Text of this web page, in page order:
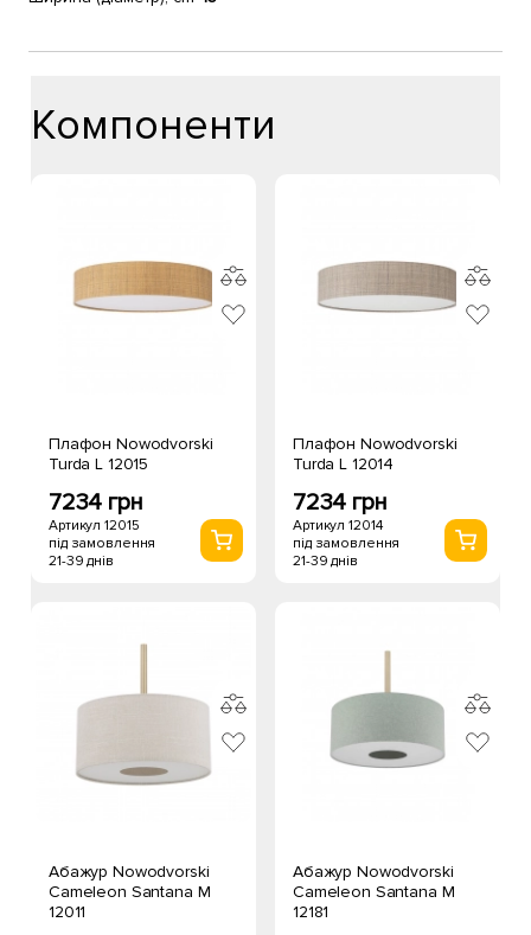
Компоненти
Плафон Nowodvorski
Turda L 12015
7234 грн
Артикул 12015
під замовлення
21-39 днів
Плафон Nowodvorski
Turda L 12014
7234 грн
Артикул 12014
під замовлення
21-39 днів
Абажур Nowodvorski
Cameleon Santana M
12011
Абажур Nowodvorski
Cameleon Santana M
12181